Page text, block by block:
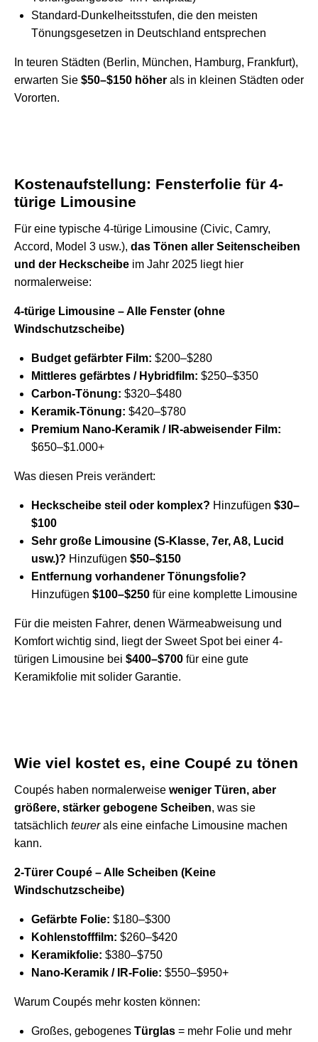
Standard-Dunkelheitsstufen, die den meisten
Tönungsgesetzen in Deutschland entsprechen
In teuren Städten (Berlin, München, Hamburg, Frankfurt),
erwarten Sie $50–$150 höher als in kleinen Städten oder
Vororten.
Kostenaufstellung: Fensterfolie für 4-
türige Limousine
Für eine typische 4-türige Limousine (Civic, Camry,
Accord, Model 3 usw.), das Tönen aller Seitenscheiben
und der Heckscheibe im Jahr 2025 liegt hier
normalerweise:
4-türige Limousine – Alle Fenster (ohne
Windschutzscheibe)
Budget gefärbter Film: $200–$280
Mittleres gefärbtes / Hybridfilm: $250–$350
Carbon-Tönung: $320–$480
Keramik-Tönung: $420–$780
Premium Nano-Keramik / IR-abweisender Film:
$650–$1.000+
Was diesen Preis verändert:
Heckscheibe steil oder komplex? Hinzufügen $30–
$100
Sehr große Limousine (S-Klasse, 7er, A8, Lucid
usw.)? Hinzufügen $50–$150
Entfernung vorhandener Tönungsfolie?
Hinzufügen $100–$250 für eine komplette Limousine
Für die meisten Fahrer, denen Wärmeabweisung und
Komfort wichtig sind, liegt der Sweet Spot bei einer 4-
türigen Limousine bei $400–$700 für eine gute
Keramikfolie mit solider Garantie.
Wie viel kostet es, eine Coupé zu tönen
Coupés haben normalerweise weniger Türen, aber
größere, stärker gebogene Scheiben, was sie
tatsächlich teurerals eine einfache Limousine machen
kann.
2-Türer Coupé – Alle Scheiben (Keine
Windschutzscheibe)
Gefärbte Folie: $180–$300
Kohlenstofffilm: $260–$420
Keramikfolie: $380–$750
Nano-Keramik / IR-Folie: $550–$950+
Warum Coupés mehr kosten können:
Großes, gebogenes Türglas = mehr Folie und mehr